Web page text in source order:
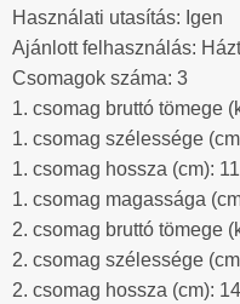
Használati utasítás: Igen
Ajánlott felhasználás:
Csomagok száma: 3
1. csomag bruttó tömege
1. csomag szélessége
1. csomag hossza (cm):
1. csomag magassága
2. csomag bruttó tömege
2. csomag szélessége
2. csomag hossza (cm):